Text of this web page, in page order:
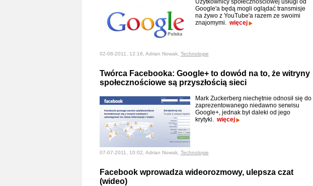
Użytkownicy społecznościowej usługi od
Google'a będą mogli oglądać transmisje
na żywo z YouTube'a razem ze swoimi
znajomymi. więcej
02-08-2011, 12:16, Adrian Nowak, Technologie
Twórca Facebooka: Google+ to dowód na to, że witryny
społecznościowe są przyszłością sieci
Mark Zuckerberg niechętnie odnosił się do
zaprezentowanego niedawno serwisu
Google+, jednak był daleki od jego
krytyki. więcej
07-07-2011, 10:02, Adrian Nowak, Technologie
Facebook wprowadza wideorozmowy, ulepsza czat
(wideo)